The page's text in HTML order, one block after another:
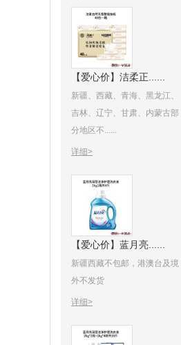
【爱心价】洁柔正......
新疆、西藏、青海、黑龙江、
吉林、辽宁、甘肃、内蒙古部
分地区不......
详细>
【爱心价】蓝月亮......
新疆西藏不包邮，港澳台及境
外不发货
详细>